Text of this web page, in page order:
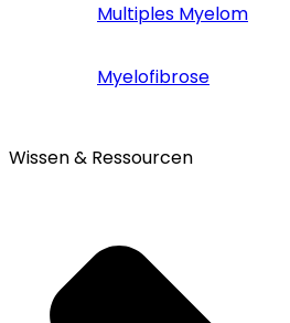
Multiples Myelom
Myelofibrose
Wissen & Ressourcen